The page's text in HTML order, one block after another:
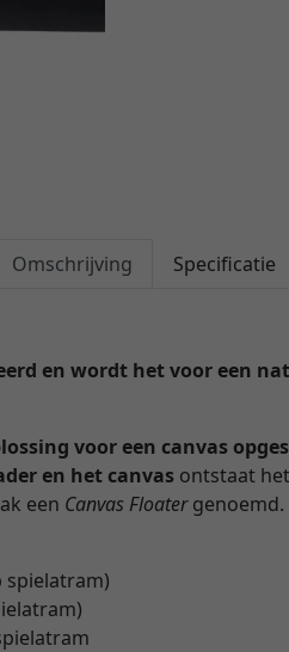
Omschrijving Specificatie
en wordt het voor een
voor een canvas
en het canvas ontstaat
een Canvas Floatergenoemd.
spielatram)